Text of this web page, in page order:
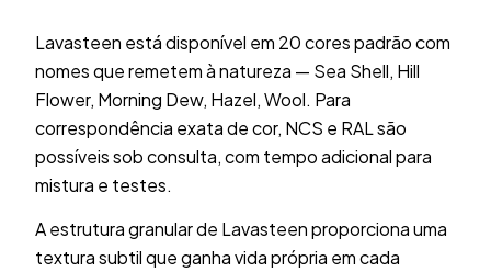
Lavasteen está disponível em 20 cores padrão com
nomes que remetem à natureza — Sea Shell, Hill
Flower, Morning Dew, Hazel, Wool. Para
correspondência exata de cor, NCS e RAL são
possíveis sob consulta, com tempo adicional para
mistura e testes.
A estrutura granular de Lavasteen proporciona uma
textura subtil que ganha vida própria em cada